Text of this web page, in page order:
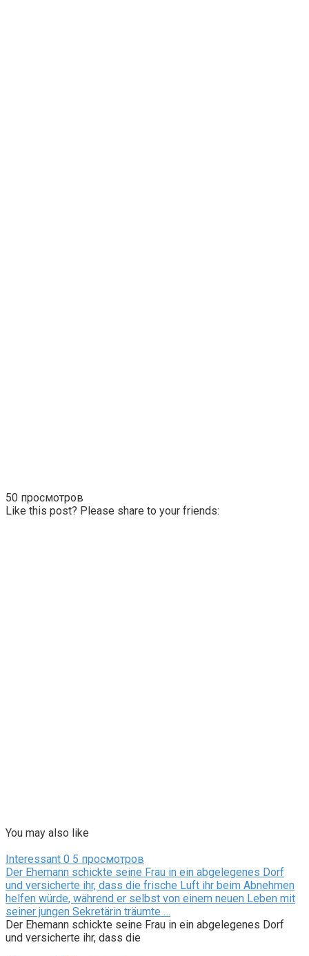
50 просмотров
Like this post? Please share to your friends:
You may also like
Interessant 0 5 просмотров
Der Ehemann schickte seine Frau in ein abgelegenes Dorf
und versicherte ihr, dass die frische Luft ihr beim Abnehmen
helfen würde, während er selbst von einem neuen Leben mit
seiner jungen Sekretärin träumte …
Der Ehemann schickte seine Frau in ein abgelegenes Dorf
und versicherte ihr, dass die